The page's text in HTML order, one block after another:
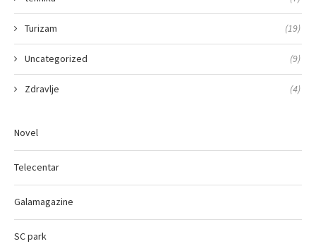
Turizam (19)
Uncategorized (9)
Zdravlje (4)
Novel
Telecentar
Galamagazine
SC park